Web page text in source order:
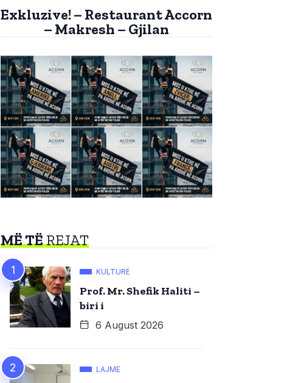
Exkluzive! – Restaurant Accorn
– Makresh – Gjilan
MË TËREJAT
KULTURË
Prof. Mr. Shefik Haliti –
biri i
6 August 2026
LAJME